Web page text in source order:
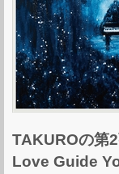
TAKUROの第
Love Guide